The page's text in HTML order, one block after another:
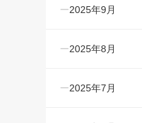
2025年9月
2025年8月
2025年7月